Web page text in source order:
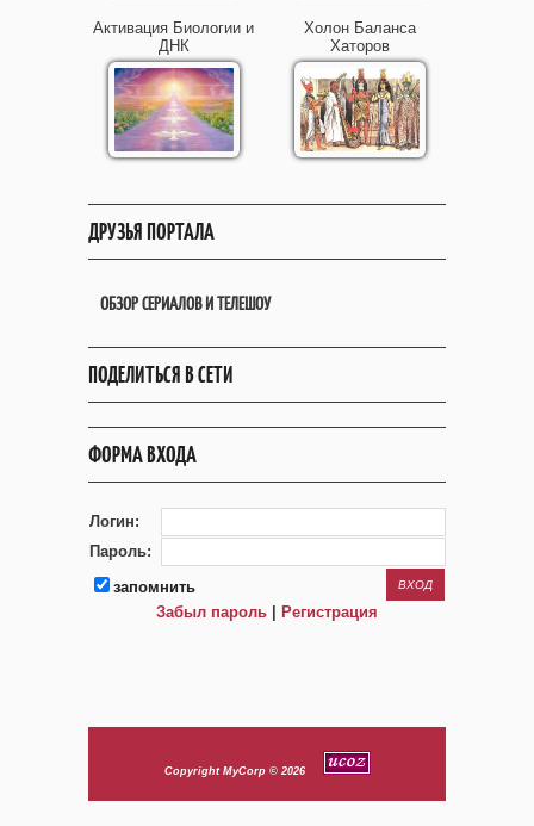
Активация Биологии и
ДНК
Холон Баланса
Хаторов
ДРУЗЬЯ ПОРТАЛА
ОБЗОР СЕРИАЛОВ И ТЕЛЕШОУ
ПОДЕЛИТЬСЯ В СЕТИ
ФОРМА ВХОДА
Логин:
Пароль:
запомнить
Забыл пароль
Регистрация
Copyright MyCorp © 2026